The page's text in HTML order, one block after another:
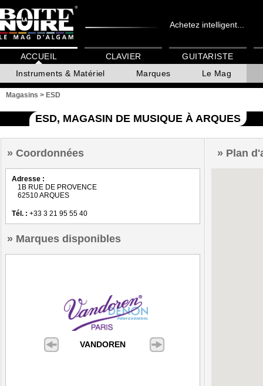
Achetez intelligent...
ACCUEIL
Instruments & Matériel
Marques Le Mag
CLAVIER GUITARISTE
Magasins > ESD
ESD, MAGASIN DE MUSIQUE À ARQUES
Coordonnées
Adresse :
1B RUE DE PROVENCE
62510 ARQUES
Tél. : +33 3 21 95 55 40
Marques disponibles
VANDOREN
Plan